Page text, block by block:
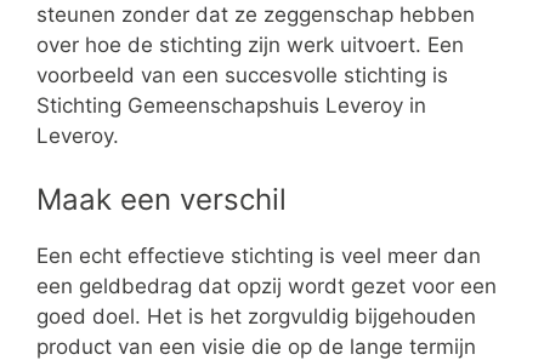
steunen zonder dat ze zeggenschap hebben
over hoe de stichting zijn werk uitvoert. Een
voorbeeld van een succesvolle stichting is
Stichting Gemeenschapshuis Leveroy in
Leveroy.
Maak een verschil
Een echt effectieve stichting is veel meer dan
een geldbedrag dat opzij wordt gezet voor een
goed doel. Het is het zorgvuldig bijgehouden
product van een visie die op de lange termijn